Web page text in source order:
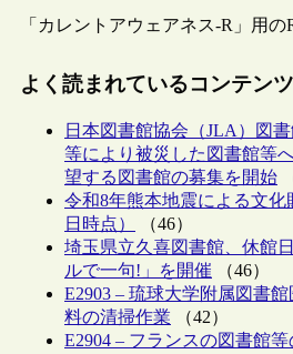
「カレントアウェアネス-R」用の
よく読まれているコンテンツ
日本図書館協会（JLA）図
等により被災した図書館等
望する図書館の募集を開始
令和8年熊本地震による文化
日時点）
（46）
埼玉県立久喜図書館、休館
ルで一句!」を開催 （46）
E2903 – 琉球大学附属図書
料の清掃作業 （42）
E2904 – フランスの図書館